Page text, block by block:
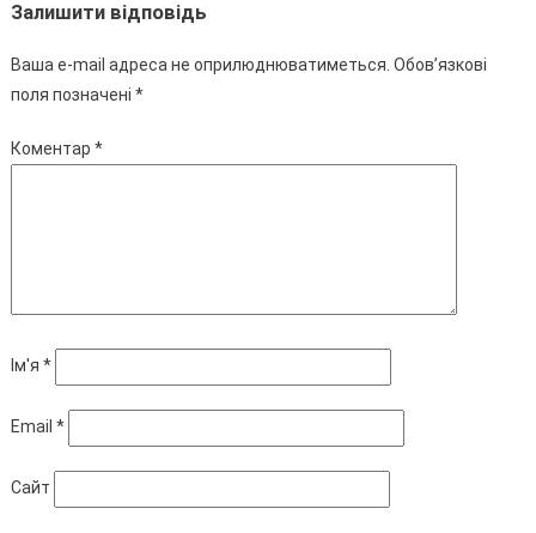
Залишити відповідь
Ваша e-mail адреса не оприлюднюватиметься. Обов’язкові
поля позначені *
Коментар *
Ім'я *
Email *
Сайт